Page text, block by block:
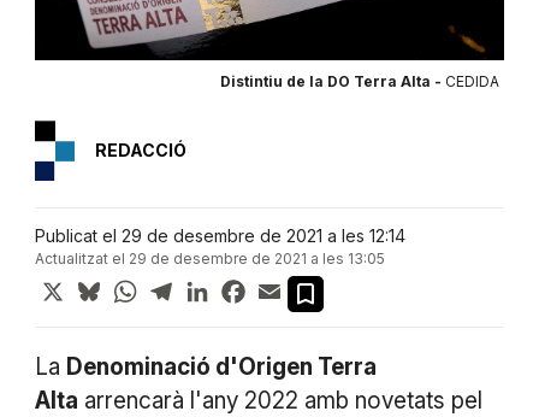
Distintiu de la DO Terra Alta - CEDIDA
REDACCIÓ
Publicat el 29 de desembre de 2021 a les 12:14
Actualitzat el 29 de desembre de 2021 a les 13:05
X BlueskyWhatsApp
TelegramLinkedInFacebook
Email
La Denominació d'Origen Terra
Alta arrencarà l'any 2022 amb novetats pel